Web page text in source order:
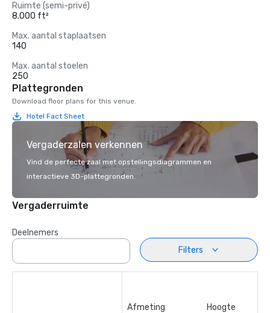
Ruimte (semi-privé)
8.000 ft²
Max. aantal staplaatsen
140
Max. aantal stoelen
250
Plattegronden
Download floor plans for this venue.
Hotel Fact Sheet
Vergaderzalen verkennen
Vind de perfecte zaal met opstellingsdiagrammen en
interactieve 3D-plattegronden.
Vergaderruimte
Deelnemers
Filters
Afmeting
Hoogte